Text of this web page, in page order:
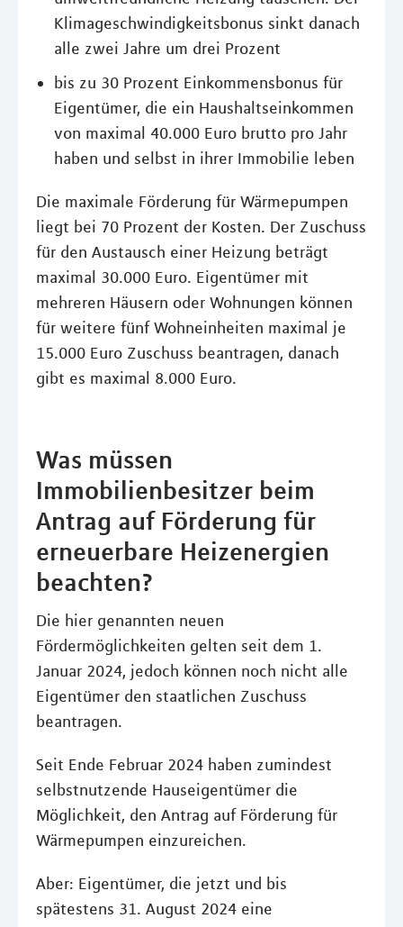
Klimageschwindigkeitsbonus sinkt danach
alle zwei Jahre um drei Prozent
bis zu 30 Prozent Einkommensbonus für
Eigentümer, die ein Haushaltseinkommen
von maximal 40.000 Euro brutto pro Jahr
haben und selbst in ihrer Immobilie leben
Die maximale Förderung für Wärmepumpen
liegt bei 70 Prozent der Kosten. Der Zuschuss
für den Austausch einer Heizung beträgt
maximal 30.000 Euro. Eigentümer mit
mehreren Häusern oder Wohnungen können
für weitere fünf Wohneinheiten maximal je
15.000 Euro Zuschuss beantragen, danach
gibt es maximal 8.000 Euro.
Was müssen
Immobilienbesitzer beim
Antrag auf Förderung für
erneuerbare Heizenergien
beachten?
Die hier genannten neuen
Fördermöglichkeiten gelten seit dem 1.
Januar 2024, jedoch können noch nicht alle
Eigentümer den staatlichen Zuschuss
beantragen.
Seit Ende Februar 2024 haben zumindest
selbstnutzende Hauseigentümer die
Möglichkeit, den Antrag auf Förderung für
Wärmepumpen einzureichen.
Aber: Eigentümer, die jetzt und bis
spätestens 31. August 2024 eine